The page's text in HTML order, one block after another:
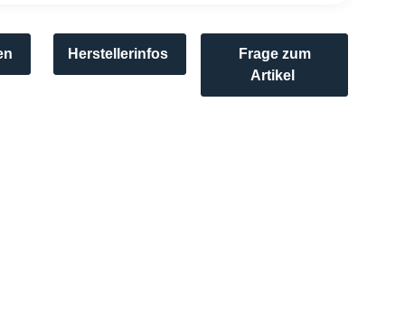
Herstellerinfos
Frage zum
Artikel